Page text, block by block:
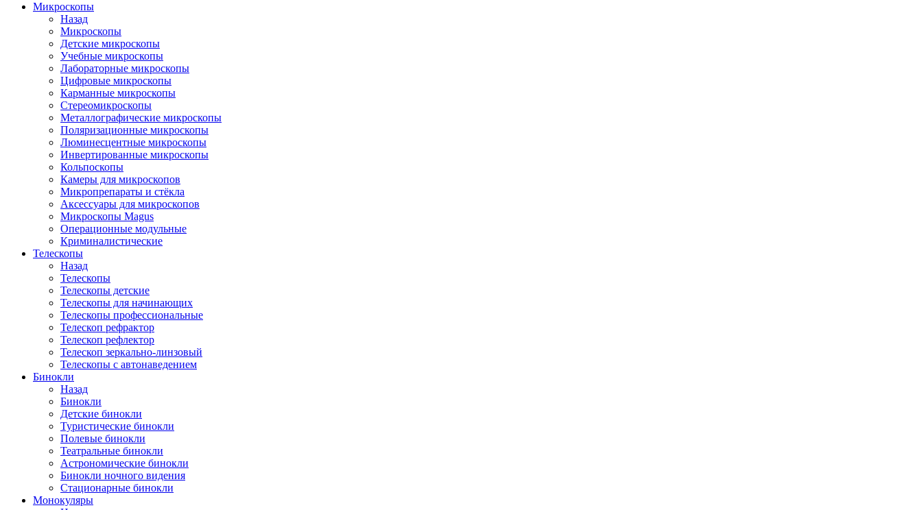
Микроскопы
Назад
Микроскопы
Детские микроскопы
Учебные микроскопы
Лабораторные микроскопы
Цифровые микроскопы
Карманные микроскопы
Стереомикроскопы
Металлографические микроскопы
Поляризационные микроскопы
Люминесцентные микроскопы
Инвертированные микроскопы
Кольпоскопы
Камеры для микроскопов
Микропрепараты и стёкла
Аксессуары для микроскопов
Микроскопы Magus
Операционные модульные
Криминалистические
Телескопы
Назад
Телескопы
Телескопы детские
Телескопы для начинающих
Телескопы профессиональные
Телескоп рефрактор
Телескоп рефлектор
Телескоп зеркально-линзовый
Телескопы с автонаведением
Бинокли
Назад
Бинокли
Детские бинокли
Туристические бинокли
Полевые бинокли
Театральные бинокли
Астрономические бинокли
Бинокли ночного видения
Стационарные бинокли
Монокуляры